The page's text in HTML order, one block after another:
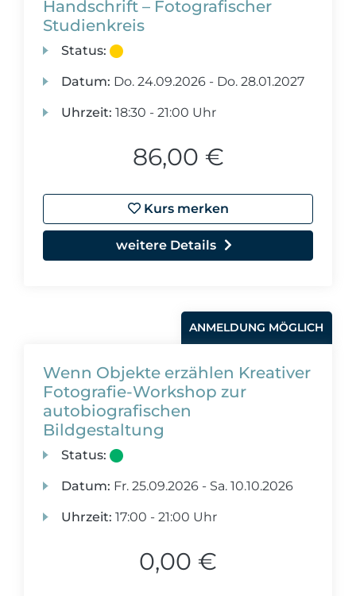
Handschrift – Fotografischer
Studienkreis
Status:
Datum: Do. 24.09.2026 - Do. 28.01.2027
Uhrzeit: 18:30 - 21:00 Uhr
86,00 €
Kurs merken
weitere Details
ANMELDUNG MÖGLICH
Wenn Objekte erzählen Kreativer
Fotografie-Workshop zur
autobiografischen
Bildgestaltung
Status:
Datum: Fr. 25.09.2026 - Sa. 10.10.2026
Uhrzeit: 17:00 - 21:00 Uhr
0,00 €